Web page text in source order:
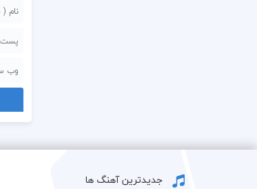
جدیدترین آهنگ ها